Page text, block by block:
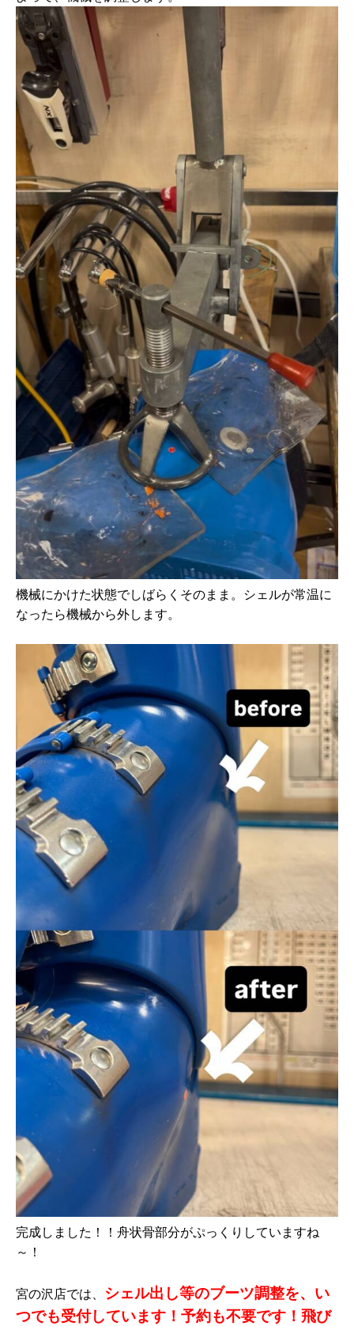
機械にかけた状態でしばらくそのまま。シェルが常温に
なったら機械から外します。
完成しました！！舟状骨部分がぷっくりしていますね
～！
宮の沢店では、
シェル出し等のブーツ調整を、い
つでも受付しています！予約も不要です！飛び